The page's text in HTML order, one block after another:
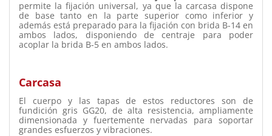
permite la fijación universal, ya que la carcasa dispone
de base tanto en la parte superior como inferior y
además está preparado para la fijación con brida B-14 en
ambos lados, disponiendo de centraje para poder
acoplar la brida B-5 en ambos lados.
Carcasa
El cuerpo y las tapas de estos reductores son de
fundición gris GG20, de alta resistencia, ampliamente
dimensionada y fuertemente nervadas para soportar
grandes esfuerzos y vibraciones.